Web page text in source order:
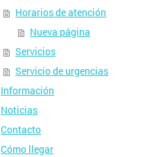
Horarios de atención
Nueva página
Servicios
Servicio de urgencias
Información
Noticias
Contacto
Cómo llegar